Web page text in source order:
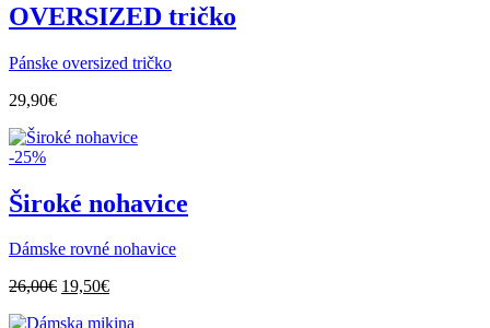
OVERSIZED tričko
Pánske oversized tričko
29,90€
-25%
Široké nohavice
Dámske rovné nohavice
26,00€ Pôvodná
19,50€Aktuálna